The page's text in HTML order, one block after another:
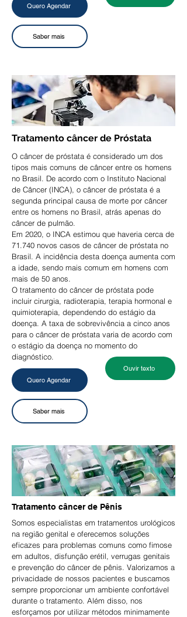
Quero Agendar
Saber mais
Tratamento câncer de Próstata
O câncer de próstata é considerado um dos
tipos mais comuns de câncer entre os homens
no Brasil. De acordo com o Instituto Nacional
de Câncer (INCA), o câncer de próstata é a
segunda principal causa de morte por câncer
entre os homens no Brasil, atrás apenas do
câncer de pulmão.
Em 2020, o INCA estimou que haveria cerca de
71.740 novos casos de câncer de próstata no
Brasil. A incidência desta doença aumenta com
a idade, sendo mais comum em homens com
mais de 50 anos.
O tratamento do câncer de próstata pode
incluir cirurgia, radioterapia, terapia hormonal e
quimioterapia, dependendo do estágio da
doença. A taxa de sobrevivência a cinco anos
para o câncer de próstata varia de acordo com
o estágio da doença no momento do
diagnóstico.
Quero Agendar
Saber mais
Ouvir texto
Tratamento câncer de Pênis
Somos especialistas em tratamentos urológicos
na região genital e oferecemos soluções
eficazes para problemas comuns como fimose
em adultos, disfunção erétil, verrugas genitais
e prevenção do câncer de pênis. Valorizamos a
privacidade de nossos pacientes e buscamos
sempre proporcionar um ambiente confortável
durante o tratamento. Além disso, nos
esforçamos por utilizar métodos minimamente